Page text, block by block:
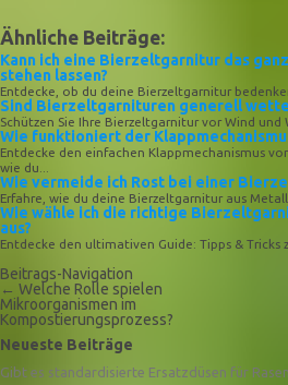
Ähnliche Beiträge:
Kann ich eine Bierzeltgarnitur das
stehen lassen?
Entdecke, ob du deine Bierzeltgarnitur
Sind Bierzeltgarnituren generell
Schützen Sie Ihre Bierzeltgarnitur vor Wind und
Wie funktioniert der
Entdecke den einfachen Klappmechanismus
wie du...
Wie vermeide ich Rost bei einer
Erfahre, wie du deine Bierzeltgarnitur aus Metall
Wie wähle ich die richtige
aus?
Entdecke den ultimativen Guide: Tipps & Tricks
Beitrags-Navigation
← Welche Rolle spielen
Mikroorganismen im
Kompostierungsprozess?
Neueste Beiträge
Gibt es standardisierte Ersatzdüsen für